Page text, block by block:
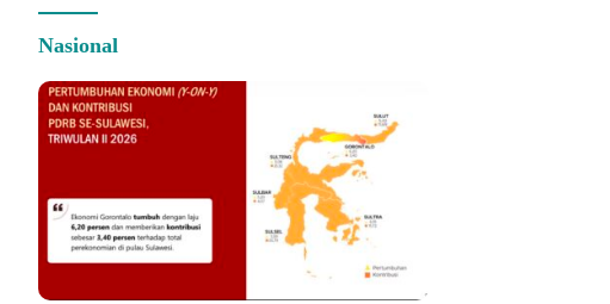
Nasional